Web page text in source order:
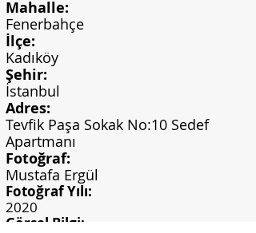
Mahalle:
Fenerbahçe
İlçe:
Kadıköy
Şehir:
İstanbul
Adres:
Tevfik Paşa Sokak No:10 Sedef
Apartmanı
Fotoğraf:
Mustafa Ergül
Fotoğraf Yılı:
2020
Görsel Bilgi: